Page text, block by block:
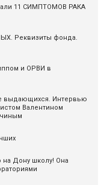
11 СИМПТОМОВ РАКА
Реквизиты фонда.
и ОРВИ в
выдающихся. Интервью
Валентином
Дону школу! Она